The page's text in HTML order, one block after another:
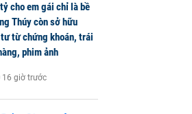
cho em gái chỉ là bề
Thúy còn sở hữu
từ chứng khoán, trái
phim ảnh
16 giờ trước